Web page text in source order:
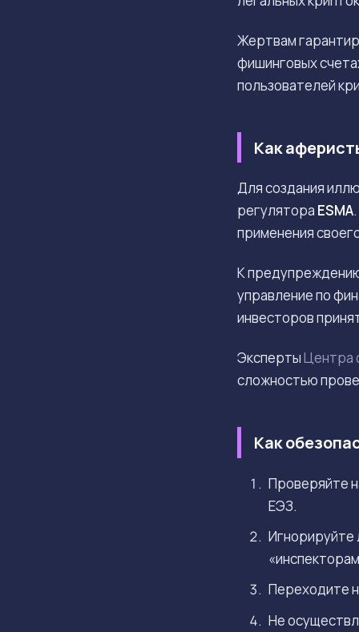
Жертвам
фишинговых
пользователей
Как
Для создания
регулятора ESMA
применения
К
управление по
инвесторов
ЭкспертыЦентра
сложностью
Как
Проверяйте
ЕЭЗ.
Игнорируйте
Переходите
Не